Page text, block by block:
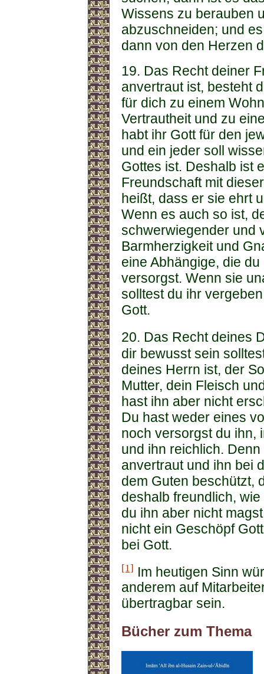
Wissens zu berauben
abzuschneiden; und
dann von den Herzen
19. Das Recht deiner
anvertraut ist, besteht
für dich zu einem
Vertrautheit und zu
habt ihr Gott für den
und ein jeder soll
Gottes ist. Deshalb ist
Freundschaft mit
heißt, dass er sie ehrt
Wenn es auch so ist,
schwerwiegender und
Barmherzigkeit und
eine Abhängige, die
versorgst. Wenn sie
solltest du ihr
Gott.
20. Das Recht deines
dir bewusst sein
deines Herrn ist, der
Mutter, dein Fleisch
hast ihn aber nicht
Du hast weder eines
noch versorgst du ihn,
und ihn reichlich.
anvertraut und ihn bei
dem Guten beschützt,
deshalb freundlich,
du ihn aber nicht
nicht ein Geschöpf
bei Gott.
[1] Im heutigen Sinn
anderem auf
übertragbar sein.
Bücher zum Thema